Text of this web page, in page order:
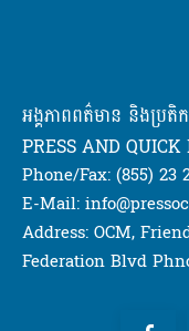
អង្គភាពពត៌មាន និងប្រតិ
PRESS AND
Phone/Fax: (855) 23
E-Mail:
Address: OCM,
Federation Blvd